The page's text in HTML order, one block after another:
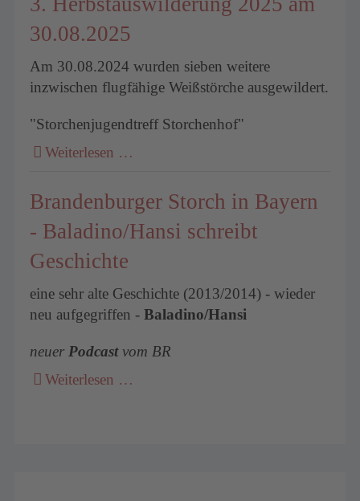
30.08.2025
Am 30.08.2024 wurden sieben weitere
inzwischen flugfähige Weißstörche ausgewildert.
"Storchenjugendtreff Storchenhof"
Weiterlesen …
Brandenburger Storch in Bayern
- Baladino/Hansi schreibt
Geschichte
eine sehr alte Geschichte (2013/2014) - wieder
neu aufgegriffen -Baladino/Hansi
neuer Podcastvom BR
Weiterlesen …